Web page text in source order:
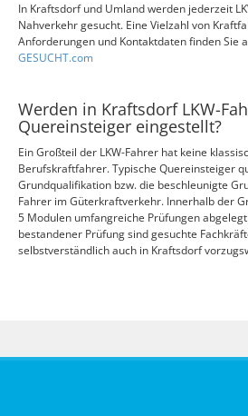
In Kraftsdorf und Umland werden jederzeit
Nahverkehr gesucht. Eine Vielzahl von
Anforderungen und Kontaktdaten finden Sie
GESUCHT.com
Werden in Kraftsdorf LKW-
Quereinsteiger eingestellt?
Ein Großteil der LKW-Fahrer hat keine
Berufskraftfahrer. Typische Quereinsteiger
Grundqualifikation bzw. die beschleunigte
Fahrer im Güterkraftverkehr. Innerhalb der
5 Modulen umfangreiche Prüfungen
bestandener Prüfung sind gesuchte
selbstverständlich auch in Kraftsdorf